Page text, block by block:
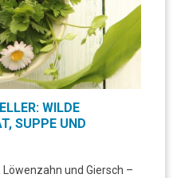
WILDE
SUPPE UND
und Giersch –